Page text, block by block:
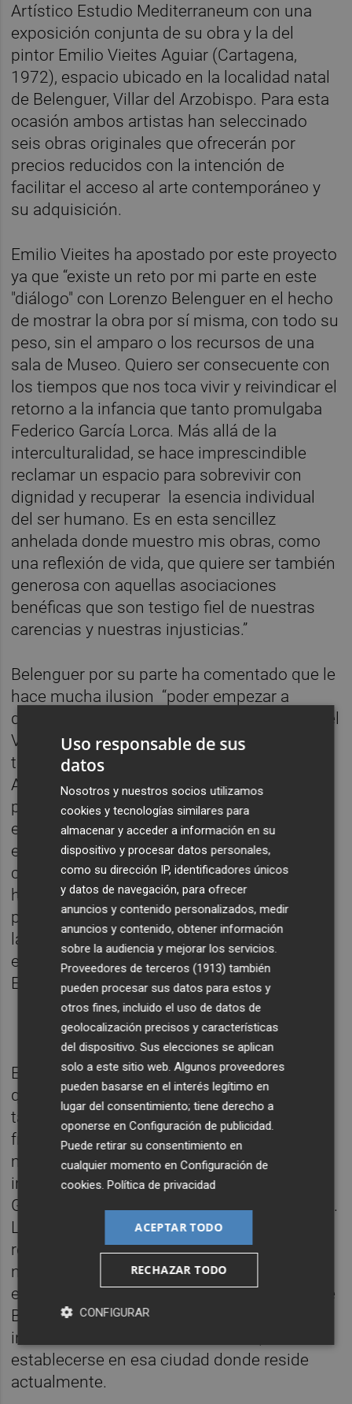
Artístico Estudio Mediterraneum con una
exposición conjunta de su obra y la del
pintor Emilio Vieites Aguiar (Cartagena,
1972), espacio ubicado en la localidad natal
de Belenguer, Villar del Arzobispo. Para esta
ocasión ambos artistas han seleccinado
seis obras originales que ofrecerán por
precios reducidos con la intención de
facilitar el acceso al arte contemporáneo y
su adquisición.
Emilio Vieites ha apostado por este proyecto
ya que “existe un reto por mi parte en este
"diálogo" con Lorenzo Belenguer en el hecho
de mostrar la obra por sí misma, con todo su
peso, sin el amparo o los recursos de una
sala de Museo. Quiero ser consecuente con
los tiempos que nos toca vivir y reivindicar el
retorno a la infancia que tanto promulgaba
Federico García Lorca. Más allá de la
interculturalidad, se hace imprescindible
reclamar un espacio para sobrevivir con
dignidad y recuperar la esencia individual
del ser humano. Es en esta sencillez
anhelada donde muestro mis obras, como
una reflexión de vida, que quiere ser también
generosa con aquellas asociaciones
benéficas que son testigo fiel de nuestras
carencias y nuestras injusticias.”
Belenguer por su parte ha comentado que le
hace mucha ilusion “poder empezar a
desarrollar proyectos de arte en mi pueblo, el
Villar, y es un gran honor que un artista de la
talla de Vieites haya aceptado mi invitación.
Agradezco mucho la generosa colaboración
por parte de los residentes, ONG's y los
estudiantes de IE de La Cañada”. La
exposición de arte al aire libre estará
complementada con una charla y se ha
hecho con la finalidad de recaudar fondos
para tres ONG's: Caritas, Cruz Roja y ACNUR,
la Agencia de la ONU para los Refugiados,
elegida por los estudiantes del Instituto de
Educación Secundaria La Cañada.
Emilio Vieites Aguiar es un pintor abstracto
que trabaja en lienzo en formato de gran
tamaño. La existencia humana y su
fragilidad son temas a los que recurre con
mucha frecuencia, sobre todo desde el
impacto que tuvo el atentado de las Torres
Gemelas en Nueva York a principios de siglo.
La pérdida, y con ello el constante deseo de
retornar al Paraíso, forman parte de sus
nuevos proyectos. Después de sus
exposiciones en Nueva York, en el Círculo de
Bellas Artes de Madrid y una muestra
individual en el MUBAM de Murcia, decide
establecerse en esa ciudad donde reside
actualmente.
Uso responsable de sus
datos
Nosotros y nuestros socios utilizamos
cookies y tecnologías similares para
almacenar y acceder a información en su
dispositivo y procesar datos personales,
como su dirección IP, identificadores únicos
y datos de navegación, para ofrecer
anuncios y contenido personalizados, medir
anuncios y contenido, obtener información
sobre la audiencia y mejorar los servicios.
Proveedores de terceros (1913) también
pueden procesar sus datos para estos y
otros fines, incluido el uso de datos de
geolocalización precisos y características
del dispositivo. Sus elecciones se aplican
solo a este sitio web. Algunos proveedores
pueden basarse en el interés legítimo en
lugar del consentimiento; tiene derecho a
oponerse enConfiguración de publicidad
Puede retirar su consentimiento en
cualquier momento enConfiguración de
cookies .Política de privacidad
ACEPTAR TODO
RECHAZAR TODO
CONFIGURAR